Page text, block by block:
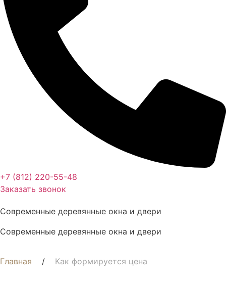
+7 (812) 220-55-48
Заказать звонок
Современные деревянные окна и двери
Современные деревянные окна и двери
Главная / Как формируется цена